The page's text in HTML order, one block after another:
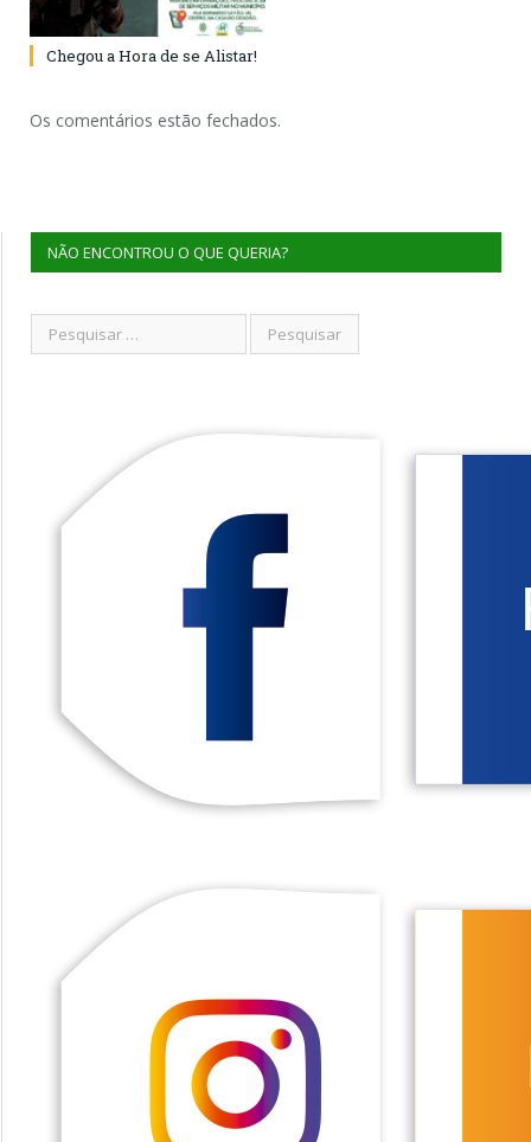
Chegou a Hora de se Alistar!
Os comentários estão fechados.
NÃO ENCONTROU O QUE QUERIA?